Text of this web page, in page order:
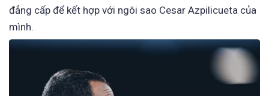
đẳng cấp để kết hợp với ngôi sao Cesar Azpilicueta của
mình.